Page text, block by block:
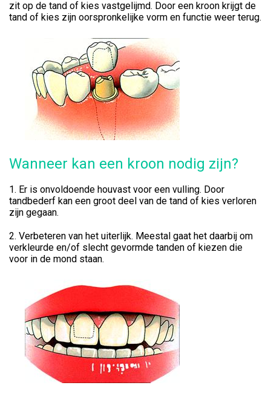
zit op de tand of kies vastgelijmd. Door een kroon krijgt de
tand of kies zijn oorspronkelijke vorm en functie weer terug.
Wanneer kan een kroon nodig zijn?
1. Er is onvoldoende houvast voor een vulling. Door
tandbederf kan een groot deel van de tand of kies verloren
zijn gegaan.
2. Verbeteren van het uiterlijk. Meestal gaat het daarbij om
verkleurde en/of slecht gevormde tanden of kiezen die
voor in de mond staan.